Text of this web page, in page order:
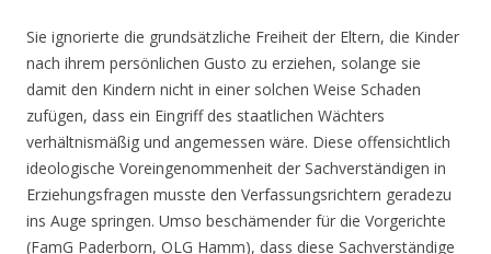
Sie ignorierte die grundsätzliche Freiheit der Eltern, die Kinder
nach ihrem persönlichen Gusto zu erziehen, solange sie
damit den Kindern nicht in einer solchen Weise Schaden
zufügen, dass ein Eingriff des staatlichen Wächters
verhältnismäßig und angemessen wäre. Diese offensichtlich
ideologische Voreingenommenheit der Sachverständigen in
Erziehungsfragen musste den Verfassungsrichtern geradezu
ins Auge springen. Umso beschämender für die Vorgerichte
(FamG Paderborn, OLG Hamm), dass diese Sachverständige